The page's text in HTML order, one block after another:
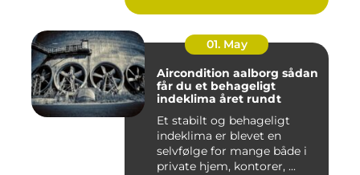
01. May
Aircondition aalborg sådan
får du et behageligt
indeklima året rundt
Et stabilt og behageligt
indeklima er blevet en
selvfølge for mange både i
private hjem, kontorer, ...